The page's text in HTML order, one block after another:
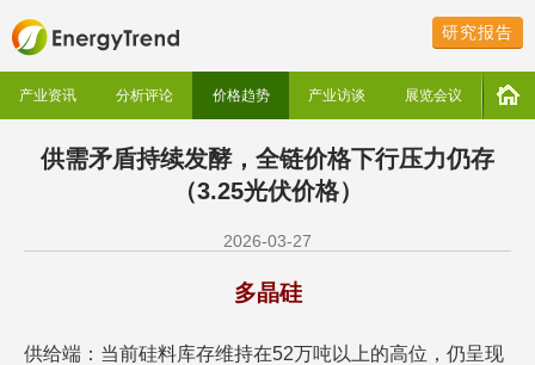
研究报告
产业资讯 分析评论 价格趋势 产业访谈 展览会议
供需矛盾持续发酵，全链价格下行压力仍存
（3.25光伏价格）
2026-03-27
多晶硅
供给端：当前硅料库存维持在52万吨以上的高位，仍呈现